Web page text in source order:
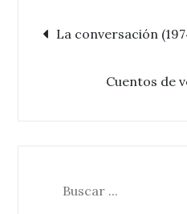
La conversación
Cuentos de